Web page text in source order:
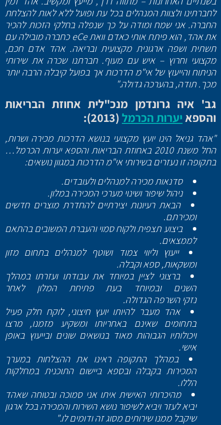
לחברתינו ולצוות המנהלים בכל עת ופועל ללא לאות להצלחת
החברה. אני שמח ומודה על כך שנפלה בחלקי הזכות להכיר
את אהד, הוא פיתח אותי כאדם וואת eCe כחברה מובילה עם
תשתית ושפה ארגונית מקצועית ובריאה. אהד אדם חכם,
מקצועי וחרוץ – איש עם מעוף. חברתנו שכרה את שירותי
הניתוח והייעוץ של אי"מ הדרכות אך בפועל קיבלה הרבה יותר
מכך. תודה, בהערכה גדולה."
גב' איה גרונדמן מנכ"לית אחוזת הבריאות
והספאיערות הכרמל(2013):
"אהד גניאל הינו יועץ מקצועי בנושא הדרכות מכירה ושרות,
החל משנת 2010 באחוזת הבריאות והספא יערות הכרמל…
בתקופה זו נעזרים בשירותי אי"מ הדרכות במגוון נושאים:
סדנאות מכירה למנהלים ולעובדים.
ניהול שיפור ושינוי מערכי המכירה במלון.
הבאת רעיונות יצירתיים להחדרת מוצרים חדשים
ומכירתם.
ביצוע תצפית ולקוח סמוי והעברת המשובים בהתאם
לממצאים.
ייעוץ וליווי צמוד ושוטף למנהלים בתחום מזון
ומשקאות, ספא וקבלה.
ברצוני לציין במיוחד את עבודתו ועזרתו במהלך
השנים ובמיוחד בעת פתיחת המלון לאחר
נזקי השרפה הגדולה.
אהד מעבר להיותו יועץ חיצוני, לוקח חלק פעיל
בתחומים שאינם באחריותו ומשקיע מזמנו, מרצו
ויכולותיו הגבוהות מאוד בנושאים שונים ובייעוץ באופן
אישי.
במהלך התקופה ראינו את ההצלחות במערך
המכירות בקבלה ובספא ביישום התוכנית במחלקות
הללו.
מהיכרותי האישית איתו אני סמוכה ובטוחה שאהד
יביא לעזר ויביא לשיפור נושא השירות והמכירה בכל ארגון
שיקבל ממנו שירותים מסוג זה ודומים לו."